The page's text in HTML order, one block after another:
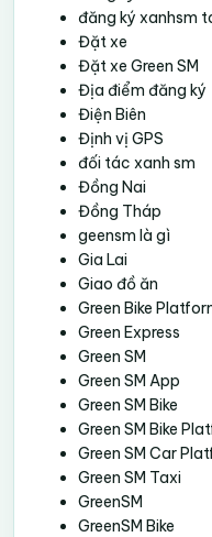
đăng ký xanhsm
Đặt xe
Đặt xe Green SM
Địa điểm đăng ký
Điện Biên
Định vị GPS
đối tác xanh sm
Đồng Nai
Đồng Tháp
geensm là gì
Gia Lai
Giao đồ ăn
Green Bike
Green Express
Green SM
Green SM App
Green SM Bike
Green SM Bike
Green SM Car
Green SM Taxi
GreenSM
GreenSM Bike